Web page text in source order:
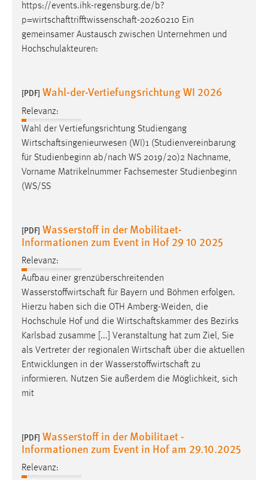
https://events.ihk-regensburg.de/b?
p=wirtschafttrifftwissenschaft-20260210 Ein
gemeinsamer Austausch zwischen Unternehmen und
Hochschulakteuren:
[PDF] Wahl-der-Vertiefungsrichtung WI 2026
Relevanz:
Wahl der Vertiefungsrichtung Studiengang
Wirtschaftsingenieurwesen (WI)1 (Studienvereinbarung
für Studienbeginn ab/nach WS 2019/20)2 Nachname,
Vorname Matrikelnummer Fachsemester Studienbeginn
(WS/SS
[PDF] Wasserstoff in der Mobilitaet-
Informationen zum Event in Hof 29 10 2025
Relevanz:
Aufbau einer grenzüberschreitenden
Wasserstoffwirtschaft für Bayern und Böhmen erfolgen.
Hierzu haben sich die OTH Amberg-Weiden, die
Hochschule Hof und die Wirtschaftskammer des Bezirks
Karlsbad zusamme [...] Veranstaltung hat zum Ziel, Sie
als Vertreter der regionalen Wirtschaft über die aktuellen
Entwicklungen in der Wasserstoffwirtschaft zu
informieren. Nutzen Sie außerdem die Möglichkeit, sich
mit
[PDF] Wasserstoff in der Mobilitaet -
Informationen zum Event in Hof am 29.10.2025
Relevanz:
EXTERNE MEDIEN
Um Inhalte von Videoplattformen und Social Media
Plattformen anzeigen zu können, werden von diesen
externen Medien Cookies gesetzt.
Vimeo